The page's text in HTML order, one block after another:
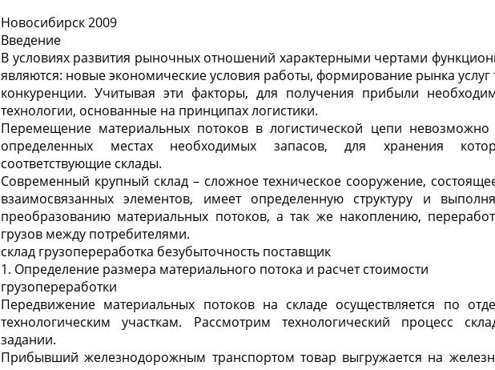
Новосибирск 2009
Введение
В условиях развития рыночных отношений характерными чертами
являются: новые экономические условия работы, формирование рынка услуг
конкуренции. Учитывая эти факторы, для получения прибыли
технологии, основанные на принципах логистики.
Перемещение материальных потоков в логистической цепи
определенных местах необходимых запасов, для хранения
соответствующие склады.
Современный крупный склад – сложное техническое сооружение,
взаимосвязанных элементов, имеет определенную структуру и
преобразованию материальных потоков, а так же накоплению,
грузов между потребителями.
склад грузопереработка безубыточность поставщик
1. Определение размера материального потока и расчет стоимости
грузопереработки
Передвижение материальных потоков на складе осуществляется по
технологическим участкам. Рассмотрим технологический процесс
задании.
Прибывший железнодорожным транспортом товар выгружается на